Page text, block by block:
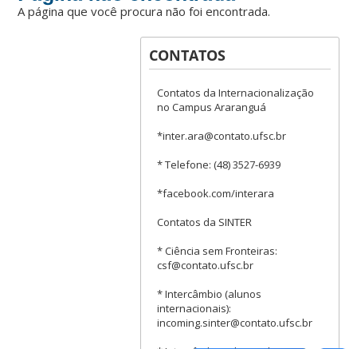
A página que você procura não foi encontrada.
CONTATOS
Contatos da Internacionalização
no Campus Araranguá
*inter.ara@contato.ufsc.br
* Telefone: (48) 3527-6939
*facebook.com/interara
Contatos da SINTER
* Ciência sem Fronteiras:
csf@contato.ufsc.br
* Intercâmbio (alunos
internacionais):
incoming.sinter@contato.ufsc.br